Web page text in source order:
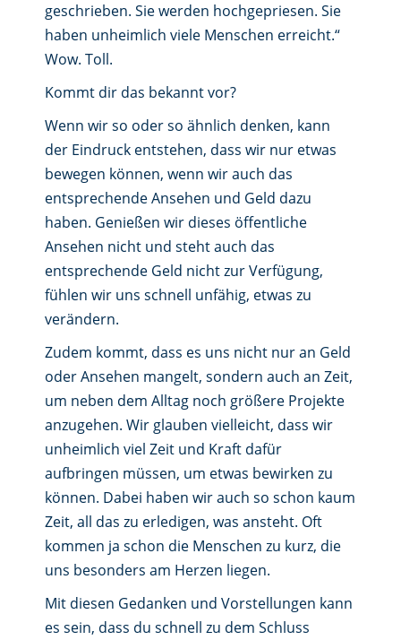
geschrieben. Sie werden hochgepriesen. Sie
haben unheimlich viele Menschen erreicht.“
Wow. Toll.
Kommt dir das bekannt vor?
Wenn wir so oder so ähnlich denken, kann
der Eindruck entstehen, dass wir nur etwas
bewegen können, wenn wir auch das
entsprechende Ansehen und Geld dazu
haben. Genießen wir dieses öffentliche
Ansehen nicht und steht auch das
entsprechende Geld nicht zur Verfügung,
fühlen wir uns schnell unfähig, etwas zu
verändern.
Zudem kommt, dass es uns nicht nur an Geld
oder Ansehen mangelt, sondern auch an Zeit,
um neben dem Alltag noch größere Projekte
anzugehen. Wir glauben vielleicht, dass wir
unheimlich viel Zeit und Kraft dafür
aufbringen müssen, um etwas bewirken zu
können. Dabei haben wir auch so schon kaum
Zeit, all das zu erledigen, was ansteht. Oft
kommen ja schon die Menschen zu kurz, die
uns besonders am Herzen liegen.
Mit diesen Gedanken und Vorstellungen kann
es sein, dass du schnell zu dem Schluss